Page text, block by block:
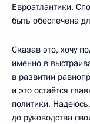
Евроатлантики.
быть обеспечена
Сказав это, хочу
именно в
в развитии
и это остаётся
политики.
до руководства